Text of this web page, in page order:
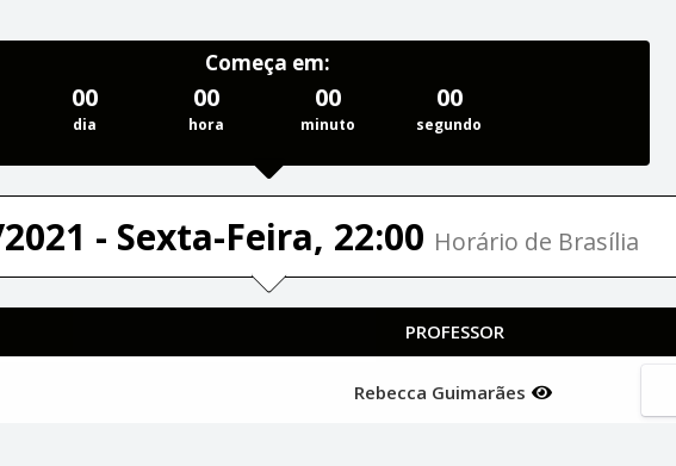
Começa em:
00
dia
00
hora
00
minuto
00
segundo
- Sexta-Feira, 22:00 Horário de Brasília
PROFESSOR
Rebecca Guimarães